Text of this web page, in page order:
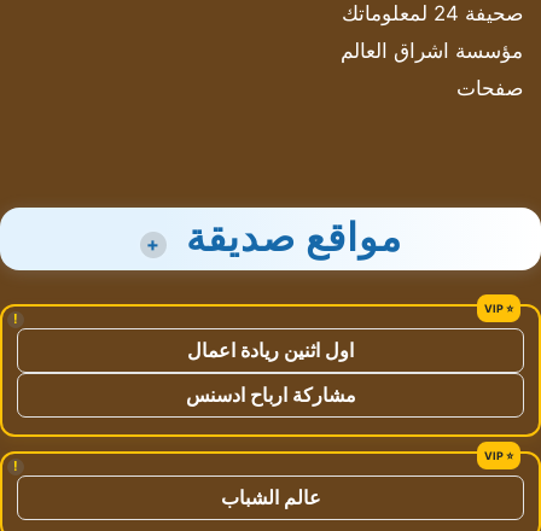
صحيفة 24 لمعلوماتك
مؤسسة اشراق العالم
صفحات
مواقع صديقة +
!
اول اثنين ريادة اعمال
مشاركة ارباح ادسنس
!
عالم الشباب